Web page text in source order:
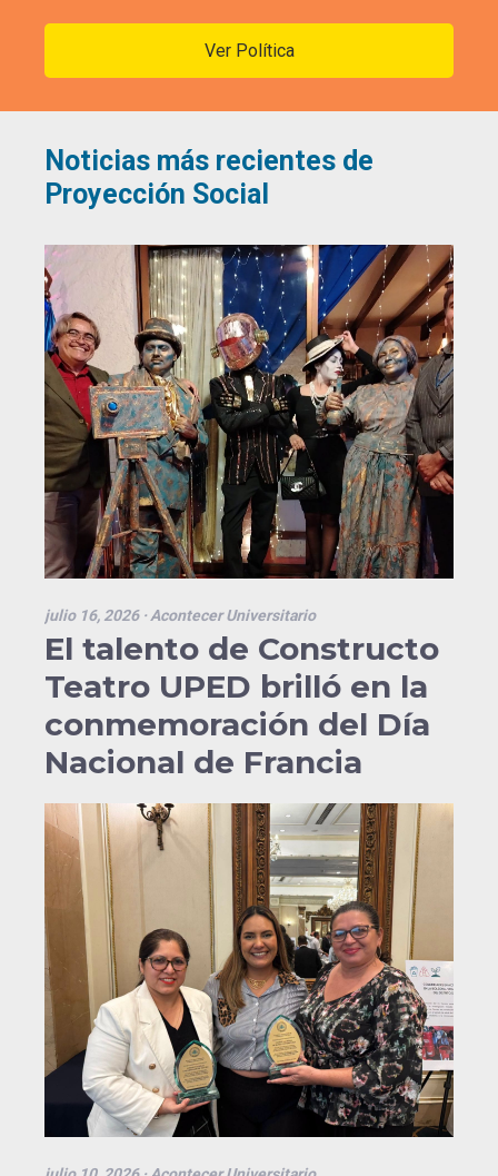
Ver Política
Noticias más recientes de
Proyección Social
julio 16, 2026· Acontecer Universitario
El talento de Constructo
Teatro UPED brilló en la
conmemoración del Día
Nacional de Francia